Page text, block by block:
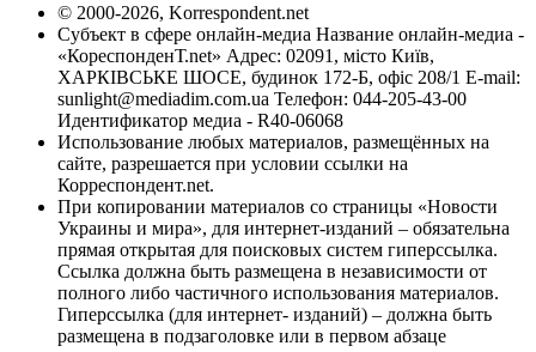
© 2000-2026, Korrespondent.net
Субъект в сфере онлайн-медиа Название онлайн-медиа -
«КореспонденТ.net» Адрес: 02091, місто Київ,
ХАРКІВСЬКЕ ШОСЕ, будинок 172-Б, офіс 208/1 E-mail:
sunlight@mediadim.com.ua Телефон: 044-205-43-00
Идентификатор медиа - R40-06068
Использование любых материалов, размещённых на
сайте, разрешается при условии ссылки на
Корреспондент.net.
При копировании материалов со страницы «Новости
Украины и мира», для интернет-изданий – обязательна
прямая открытая для поисковых систем гиперссылка.
Ссылка должна быть размещена в независимости от
полного либо частичного использования материалов.
Гиперссылка (для интернет- изданий) – должна быть
размещена в подзаголовке или в первом абзаце